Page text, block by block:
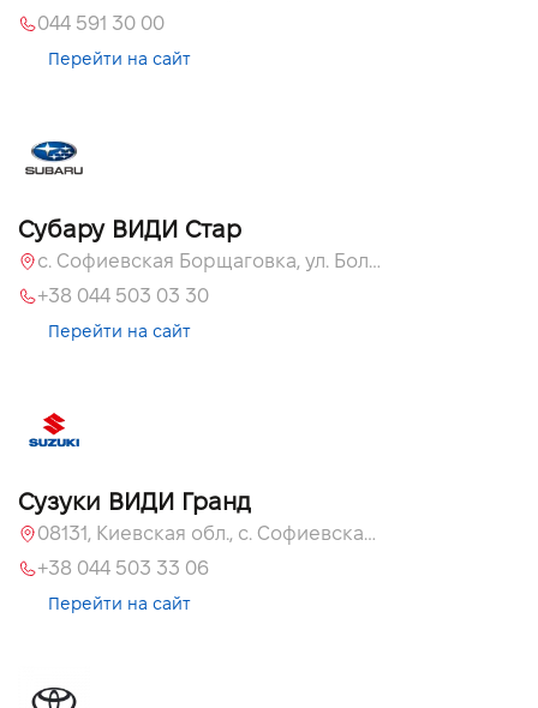
044 591 30 00
Перейти на сайт
Субару ВИДИ Стар
с. Софиевская Борщаговка, ул. Большая Окружная, 60 А
+38 044 503 03 30
Перейти на сайт
Сузуки ВИДИ Гранд
08131, Киевская обл., с. Софиевская Борщаговка, ул. Большая Кольцевая, 60
+38 044 503 33 06
Перейти на сайт